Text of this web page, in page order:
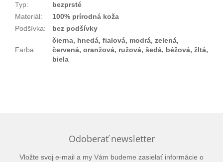
Typ:
bezprsté
Materiál:
100% prírodná koža
Podšívka: bez podšívky
Farba:
čierna, hnedá, fialová, modrá, zelená,
červená, oranžová, ružová, šedá, béžová, žltá,
biela
Odoberať newsletter
Vložte svoj e-mail a my Vám budeme zasielať informácie o